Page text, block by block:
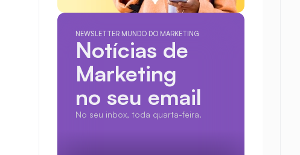
NEWSLETTER MUNDO DO MARKETING
Notícias de
Marketing
no seu email
No seu inbox, toda quarta-feira.